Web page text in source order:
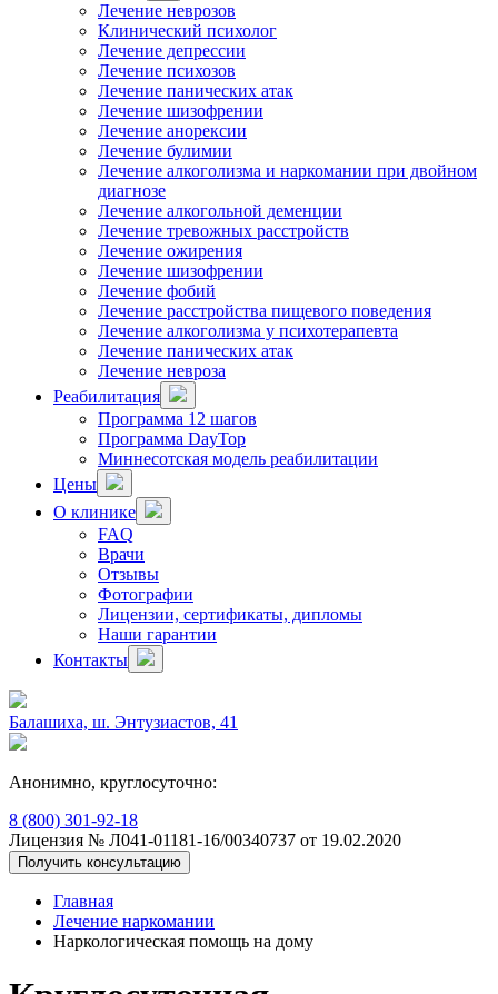
Лечение неврозов
Клинический психолог
Лечение депрессии
Лечение психозов
Лечение панических атак
Лечение шизофрении
Лечение анорексии
Лечение булимии
Лечение алкоголизма и наркомании при двойном
диагнозе
Лечение алкогольной деменции
Лечение тревожных расстройств
Лечение ожирения
Лечение шизофрении
Лечение фобий
Лечение расстройства пищевого поведения
Лечение алкоголизма у психотерапевта
Лечение панических атак
Лечение невроза
Реабилитация
Программа 12 шагов
Программа DayTop
Миннесотская модель реабилитации
Цены
О клинике
FAQ
Врачи
Отзывы
Фотографии
Лицензии, сертификаты, дипломы
Наши гарантии
Контакты
Балашиха, ш. Энтузиастов, 41
Анонимно, круглосуточно:
8 (800) 301-92-18
Лицензия № Л041-01181-16/00340737 от 19.02.2020
Получить консультацию
Главная
Лечение наркомании
Наркологическая помощь на дому